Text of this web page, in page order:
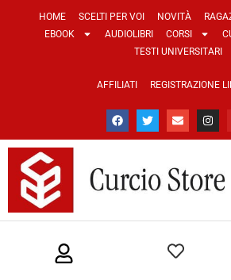
HOME SCELTI PER VOI NOVITÀ
EBOOK
AUDIOLIBRI CORSI
TESTI UNIVERSITARI
AFFILIATI REGISTRAZIONE